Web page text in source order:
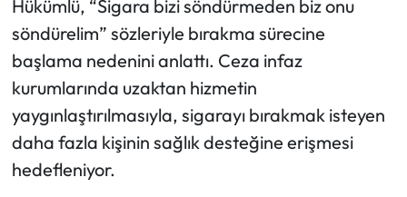
Hükümlü, “Sigara bizi söndürmeden biz onu
söndürelim” sözleriyle bırakma sürecine
başlama nedenini anlattı. Ceza infaz
kurumlarında uzaktan hizmetin
yaygınlaştırılmasıyla, sigarayı bırakmak isteyen
daha fazla kişinin sağlık desteğine erişmesi
hedefleniyor.